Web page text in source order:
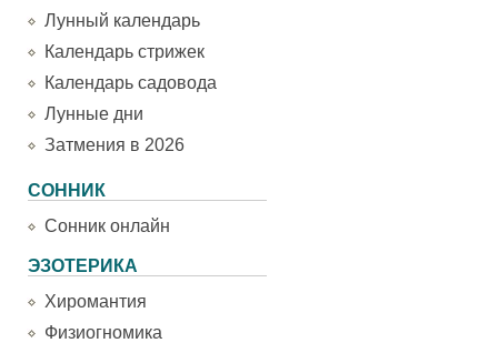
Лунный календарь
Календарь стрижек
Календарь садовода
Лунные дни
Затмения в 2026
СОННИК
Сонник онлайн
ЭЗОТЕРИКА
Хиромантия
Физиогномика